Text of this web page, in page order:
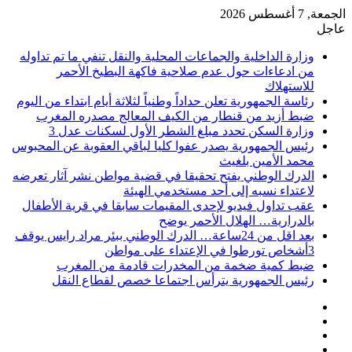
الجمعة, 7 أغسطس 2026
عاجل
وزارة الداخلية والجماعات المحلية والنقل تنفي ما تم تداوله
من ادعاءات حول عدم صلاحية فاكهة البطيخ الأحمر
للاستهلاك
رئاسة الجمهورية تعلن حداداً وطنياً لثلاثة أيام ابتداء من اليوم
ضبط أزيد من قنطار من الكيف المعالج مصدره المغرب
وزارة السكن تحدد مبلغ الشطر الأول لسكنات عدل 3
رئيس الجمهورية يصدر عفوا كليا لباقي العقوبة عن المحبوس
محمد الأمين بلغيث
الدرك الوطني يفتح تحقيقا في قضية مواطن نشر آثار تعرضه
لاعتداء نسبه إلى أحد مستخدمي الهيئة
عقب تداول فيديو لإحدى المقيمات سابقا في قرية الأطفال
بالدرارية… الهلال الأحمر يوضح
بعد اقل من 24ساعة… الدرك الوطني ببئر مراد رايس يوقف
3أشخاص تورطوا في الإعتداء على مواطن
ضبط كمية ضخمة من المخدرات قادمة من المغرب
رئيس الجمهورية يترأس اجتماعا خصص لقطاع النقل